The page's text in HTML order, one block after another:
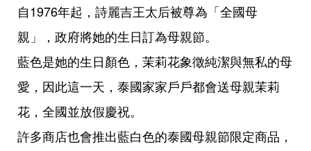
自1976年起，詩麗吉王太后被尊為「全國母
親」，政府將她的生日訂為母親節。
藍色是她的生日顏色，茉莉花象徵純潔與無私的母
愛，因此這一天，泰國家家戶戶都會送母親茉莉
花，全國並放假慶祝。
許多商店也會推出藍白色的泰國母親節限定商品，